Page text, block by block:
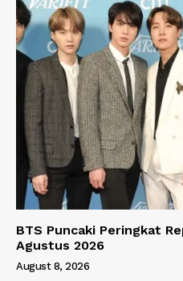
BTS Puncaki Peringkat
Agustus 2026
August 8, 2026